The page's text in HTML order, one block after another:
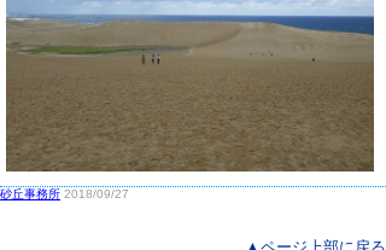
砂丘事務所 2018/09/27